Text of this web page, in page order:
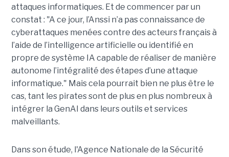
attaques informatiques. Et de commencer par un
constat : "A ce jour, l’Anssi n’a pas connaissance de
cyberattaques menées contre des acteurs français à
l’aide de l’intelligence artificielle ou identifié en
propre de système IA capable de réaliser de manière
autonome l’intégralité des étapes d’une attaque
informatique." Mais cela pourrait bien ne plus être le
cas, tant les pirates sont de plus en plus nombreux à
intégrer la GenAI dans leurs outils et services
malveillants.
Dans son étude, l'Agence Nationale de la Sécurité